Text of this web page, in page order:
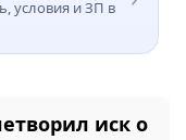
условия и ЗП в
иск о